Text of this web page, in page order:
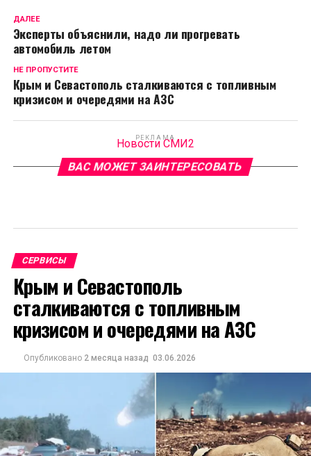
ДАЛЕЕ
Эксперты объяснили, надо ли прогревать
автомобиль летом
НЕ ПРОПУСТИТЕ
Крым и Севастополь сталкиваются с топливным
кризисом и очередями на АЗС
РЕКЛАМА
Новости СМИ2
ВАС МОЖЕТ ЗАИНТЕРЕСОВАТЬ
СЕРВИСЫ
Крым и Севастополь
сталкиваются с топливным
кризисом и очередями на АЗС
Опубликовано 2 месяца назад 03.06.2026